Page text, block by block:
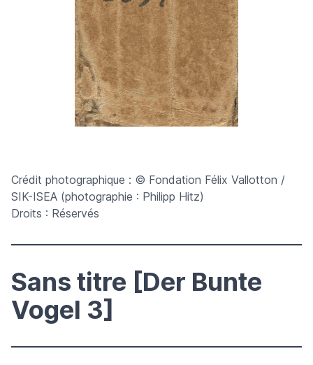
Crédit photographique : © Fondation Félix Vallotton /
SIK-ISEA (photographie : Philipp Hitz)
Droits : Réservés
Sans titre [Der Bunte
Vogel 3]